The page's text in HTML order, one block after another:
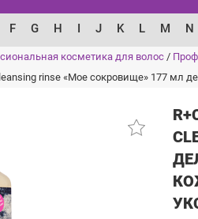
F G H I J K L M N
косметика для волос /
rinse «Мое сокровище» 177